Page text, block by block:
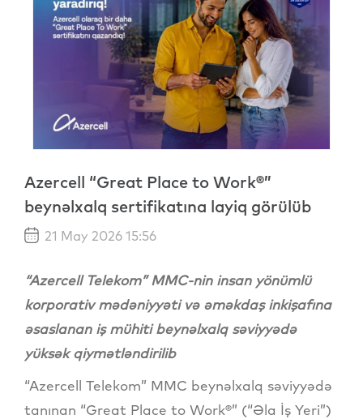
Azercell “Great Place to Work®”
beynəlxalq sertifikatına layiq görülüb
21 May 2026 15:56
“Azercell Telekom” MMC-nin insan yönümlü
korporativ mədəniyyəti və əməkdaş inkişafına
əsaslanan iş mühiti beynəlxalq səviyyədə
yüksək qiymətləndirilib
“Azercell Telekom” MMC beynəlxalq səviyyədə
tanınan “Great Place to Work®” (“Əla İş Yeri”)